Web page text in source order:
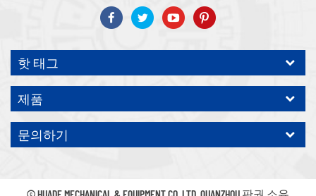
스크롤 유형, 피스톤 유형, 건조기, 필터, 배수기, 완전한 공기 압축기 생산
라인 등이 포함됩니다. 보다 300 가지 유형의 공기 압축기 산업 전문가
우리 회사는 보다 30 년 경력 from 압력 용기, 전기 모터, 정밀 부품 가공
및 장비에 대한 최고의 부품 주조 조립. 또한 우리 회사는 영구 자석 서보
모터의 자체 핵심 프로세스를 개발하고 관련 기술 특허를 획득하여 국가
에너지 절약 및 환경 보호 기술 발전에 기여했습니다. 우리 자신의 브랜
드 공기 압축기를 기대하십시오, ODM / OEM 수락입니다.
핫 태그
제품
문의하기